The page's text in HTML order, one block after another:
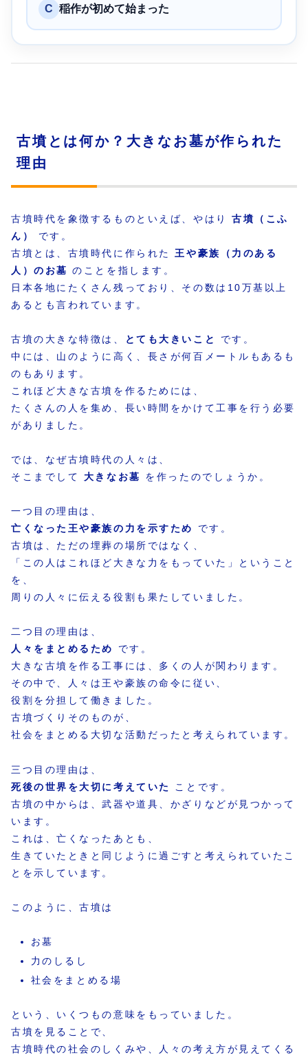
C 稲作が初めて始まった
古墳とは何か？大きなお墓が作られた
理由
古墳時代を象徴するものといえば、やはり古墳（こふ
ん）
です。
古墳とは、古墳時代に作られた 王や豪族（力のある
人）のお墓 のことを指します。
日本各地にたくさん残っており、その数は10万基以上
あるとも言われています。
古墳の大きな特徴は、 とても大きいこと
です。
中には、山のように高く、長さが何百メートルもあるも
のもあります。
これほど大きな古墳を作るためには、
たくさんの人を集め、長い時間をかけて工事を行う必要
がありました。
では、なぜ古墳時代の人々は、
そこまでして 大きなお墓 を作ったのでしょうか。
一つ目の理由は、
亡くなった王や豪族の力を示すため
です。
古墳は、ただの埋葬の場所ではなく、
「この人はこれほど大きな力をもっていた」ということ
を、
周りの人々に伝える役割も果たしていました。
二つ目の理由は、
人々をまとめるため
です。
大きな古墳を作る工事には、多くの人が関わります。
その中で、人々は王や豪族の命令に従い、
役割を分担して働きました。
古墳づくりそのものが、
社会をまとめる大切な活動だったと考えられています。
三つ目の理由は、
死後の世界を大切に考えていた
ことです。
古墳の中からは、武器や道具、かざりなどが見つかって
います。
これは、亡くなったあとも、
生きていたときと同じように過ごすと考えられていたこ
とを示しています。
このように、古墳は
お墓
力のしるし
社会をまとめる場
という、いくつもの意味をもっていました。
古墳を見ることで、
古墳時代の社会のしくみや、人々の考え方が見えてくる